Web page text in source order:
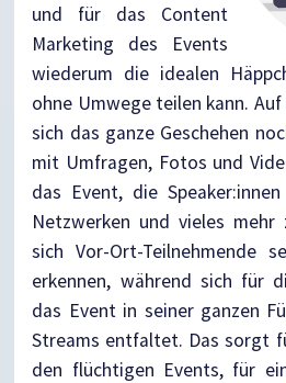
und für das Content
Marketing des Events
wiederum die idealen
ohne Umwege teilen kann.
sich das ganze Geschehen
mit Umfragen, Fotos und
das Event, die
Netzwerken und vieles mehr
sich Vor-Ort-Teilnehmende
erkennen, während sich für
das Event in seiner ganzen
Streams entfaltet. Das sorgt
den flüchtigen Events, für